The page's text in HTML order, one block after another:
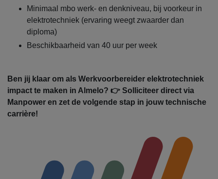
Minimaal mbo werk- en denkniveau, bij voorkeur in
elektrotechniek (ervaring weegt zwaarder dan
diploma)
Beschikbaarheid van 40 uur per week
Ben jij klaar om als Werkvoorbereider elektrotechniek
impact te maken in Almelo? 👉 Solliciteer direct via
Manpower en zet de volgende stap in jouw technische
carrière!